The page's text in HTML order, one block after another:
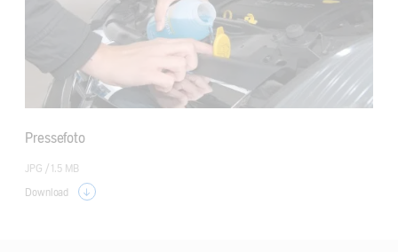
Pressefoto
JPG / 1.5 MB
Download